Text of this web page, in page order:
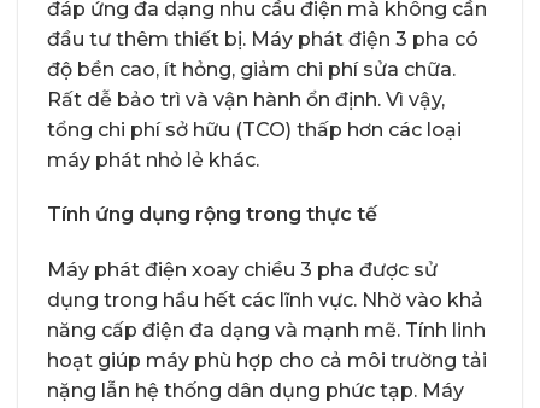
đáp ứng đa dạng nhu cầu điện mà không cần
đầu tư thêm thiết bị. Máy phát điện 3 pha có
độ bền cao, ít hỏng, giảm chi phí sửa chữa.
Rất dễ bảo trì và vận hành ổn định. Vì vậy,
tổng chi phí sở hữu (TCO) thấp hơn các loại
máy phát nhỏ lẻ khác.
Tính ứng dụng rộng trong thực tế
Máy phát điện xoay chiều 3 pha được sử
dụng trong hầu hết các lĩnh vực. Nhờ vào khả
năng cấp điện đa dạng và mạnh mẽ. Tính linh
hoạt giúp máy phù hợp cho cả môi trường tải
nặng lẫn hệ thống dân dụng phức tạp. Máy